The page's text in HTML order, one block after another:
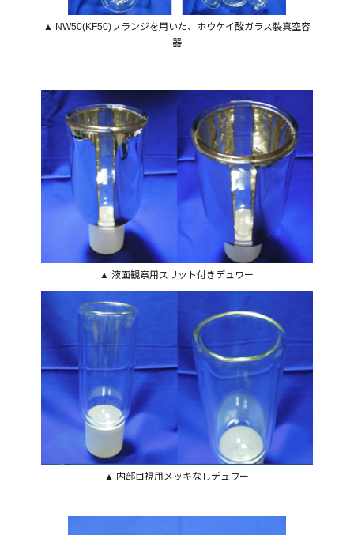
▲ NW50(KF50)フランジを用いた、ホウケイ酸ガラス製真空容
器
▲ 液面観察用スリット付きデュワー
▲ 内部目視用メッキなしデュワー